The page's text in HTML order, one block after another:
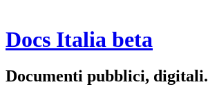
Docs Italia beta
Documenti pubblici, digitali.